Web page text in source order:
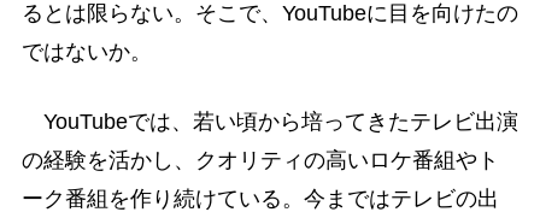
るとは限らない。そこで、YouTubeに目を向けたの
ではないか。
YouTubeでは、若い頃から培ってきたテレビ出演
の経験を活かし、クオリティの高いロケ番組やト
ーク番組を作り続けている。今まではテレビの出